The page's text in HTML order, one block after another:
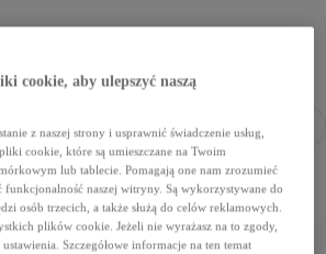
cookie, aby ulepszyć naszą
z naszej strony i usprawnić świadczenie usług,
cookie, które są umieszczane na Twoim
lub tablecie. Pomagają one nam zrozumieć
funkcjonalność naszej witryny. Są wykorzystywane do
osób trzecich, a także służą do celów reklamowych.
plików cookie. Jeżeli nie wyrażasz na to zgody,
Szczegółowe informacje na ten temat